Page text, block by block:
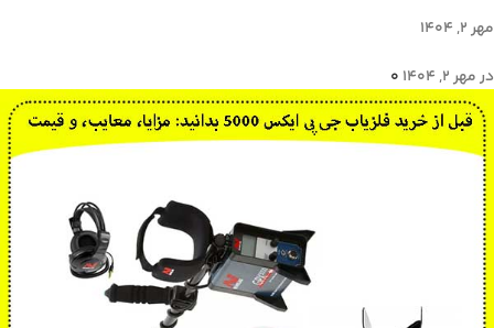
مهر 2, 1404
در مهر 2, 1404
0